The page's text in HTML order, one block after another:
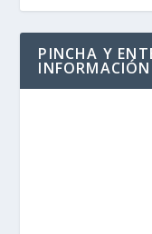
PINCHA Y
INFORMACIÓN